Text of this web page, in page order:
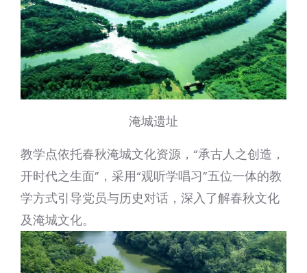
淹城遗址
教学点依托春秋淹城文化资源，“承古人之创造，
开时代之生面”，采用“观听学唱习”五位一体的教
学方式引导党员与历史对话，深入了解春秋文化
及淹城文化。